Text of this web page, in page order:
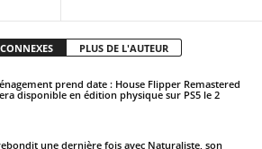
PLUS DE L'AUTEUR
prend date : House Flipper Remastered
disponible en édition physique sur PS5 le 2
une dernière fois avec Naturaliste, son